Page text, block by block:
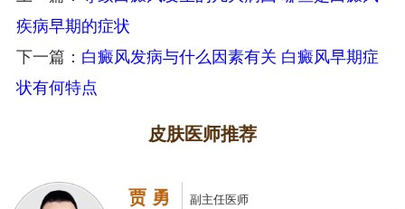
疾病早期的症状
下一篇： 白癜风发病与什么因素有关 白癜风早期症
状有何特点
皮肤医师推荐
贾 勇 副主任医师